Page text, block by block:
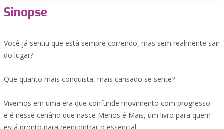
Sinopse
Você já sentiu que está sempre correndo, mas sem realmente sair
do lugar?
Que quanto mais conquista, mais cansado se sente?
Vivemos em uma era que confunde movimento com progresso —
e é nesse cenário que nasce Menos é Mais, um livro para quem
está pronto para reencontrar o essencial.